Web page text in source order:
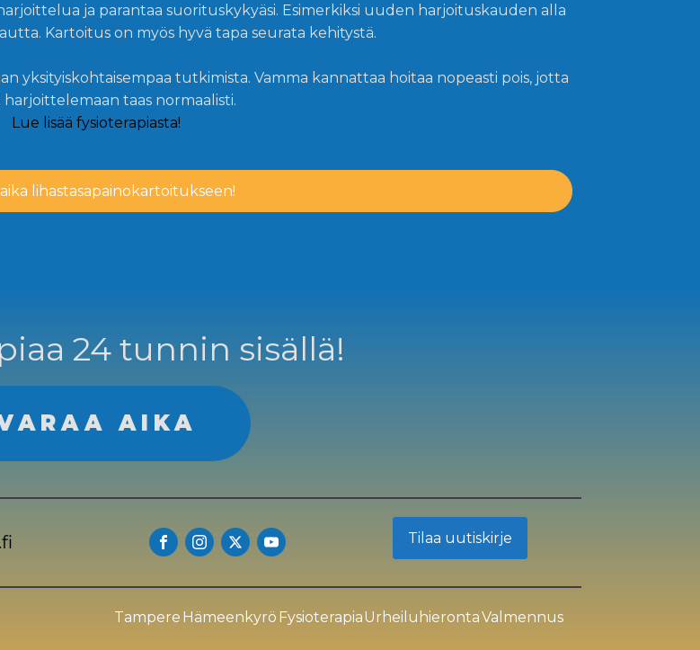
ja parantaa suorituskykyäsi. Esimerkiksi uuden harjoituskauden alla
Kartoitus on myös hyvä tapa seurata kehitystä.
yksityiskohtaisempaa tutkimista. Vamma kannattaa hoitaa nopeasti pois, jotta
harjoittelemaan taas normaalisti.
Lue lisää fysioterapiasta!
aika lihastasapainokartoitukseen!
24 tunnin sisällä!
AIKA
Tilaa uutiskirje
Tampere Hämeenkyrö FysioterapiaUrheiluhierontaValmennus